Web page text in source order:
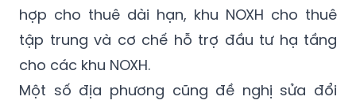
hợp cho thuê dài hạn, khu NOXH cho thuê
tập trung và cơ chế hỗ trợ đầu tư hạ tầng
cho các khu NOXH.
Một số địa phương cũng đề nghị sửa đổi